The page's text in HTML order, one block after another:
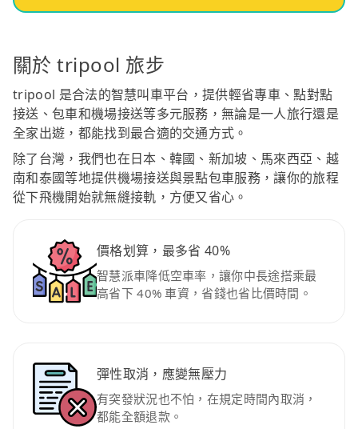
關於 tripool 旅步
tripool 是合法的智慧叫車平台，提供輕省專車、點對點
接送、包車和機場接送等多元服務，無論是一人旅行還是
全家出遊，都能找到最合適的交通方式。
除了台灣，我們也在日本、韓國、新加坡、馬來西亞、越
南和泰國等地提供機場接送與景點包車服務，讓你的旅程
從下飛機開始就無縫接軌，方便又省心。
價格划算，最多省 40%
智慧派車降低空車率，讓你中長途搭乘最
高省下 40% 車資，省錢也省比價時間。
彈性取消，應變無壓力
有突發狀況也不怕，在規定時間內取消，
都能全額退款。